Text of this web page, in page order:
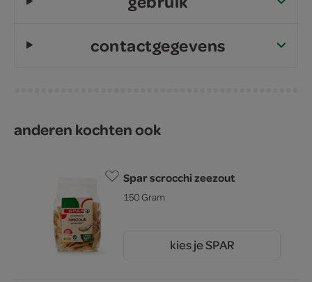
contactgegevens
anderen kochten ook
Spar scrocchi zeezout
150 Gram
kies je SPAR